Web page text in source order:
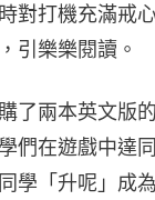
對打機充滿戒
引樂樂閱讀。
了兩本英文版
們在遊戲中達
學「升呢」成